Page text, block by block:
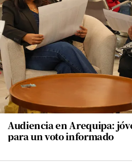
Audiencia en Arequipa:
para un voto informado